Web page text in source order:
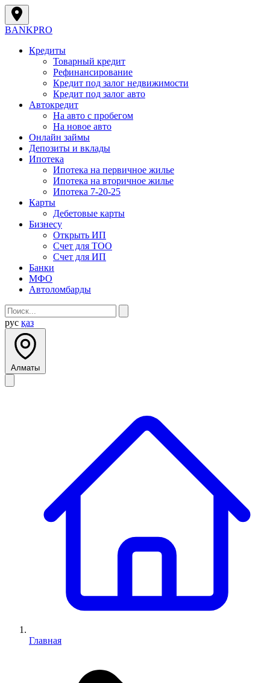
BANKPRO
Кредиты
Товарный кредит
Рефинансирование
Кредит под залог недвижимости
Кредит под залог авто
Автокредит
На авто с пробегом
На новое авто
Онлайн займы
Депозиты и вклады
Ипотека
Ипотека на первичное жилье
Ипотека на вторичное жилье
Ипотека 7-20-25
Карты
Дебетовые карты
Бизнесу
Открыть ИП
Cчет для ТОО
Счет для ИП
Банки
МФО
Автоломбарды
рус қаз
Алматы
Главная